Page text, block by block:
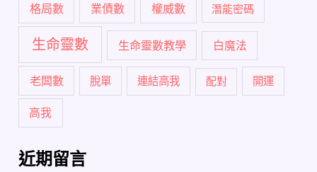
格局數 業債數 權威數 潛能密碼
生命靈數 生命靈數教學 白魔法
老闆數 脫單 連結高我 配對 開運
高我
近期留言